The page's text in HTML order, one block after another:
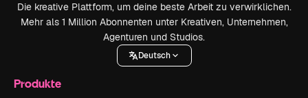
Die kreative Plattform, um deine beste Arbeit zu verwirklichen.
Mehr als 1 Million Abonnenten unter Kreativen, Unternehmen,
Agenturen und Studios.
Deutsch
Produkte